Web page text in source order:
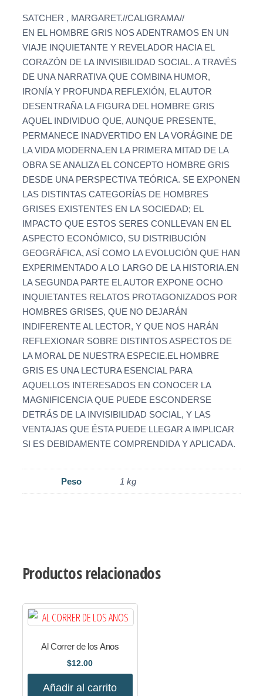
SATCHER , MARGARET.//CALIGRAMA//
EN EL HOMBRE GRIS NOS ADENTRAMOS EN UN
VIAJE INQUIETANTE Y REVELADOR HACIA EL
CORAZÓN DE LA INVISIBILIDAD SOCIAL. A TRAVÉS
DE UNA NARRATIVA QUE COMBINA HUMOR,
IRONÍA Y PROFUNDA REFLEXIÓN, EL AUTOR
DESENTRAÑA LA FIGURA DEL HOMBRE GRIS
AQUEL INDIVIDUO QUE, AUNQUE PRESENTE,
PERMANECE INADVERTIDO EN LA VORÁGINE DE
LA VIDA MODERNA.EN LA PRIMERA MITAD DE LA
OBRA SE ANALIZA EL CONCEPTO HOMBRE GRIS
DESDE UNA PERSPECTIVA TEÓRICA. SE EXPONEN
LAS DISTINTAS CATEGORÍAS DE HOMBRES
GRISES EXISTENTES EN LA SOCIEDAD; EL
IMPACTO QUE ESTOS SERES CONLLEVAN EN EL
ASPECTO ECONÓMICO, SU DISTRIBUCIÓN
GEOGRÁFICA, ASÍ COMO LA EVOLUCIÓN QUE HAN
EXPERIMENTADO A LO LARGO DE LA HISTORIA.EN
LA SEGUNDA PARTE EL AUTOR EXPONE OCHO
INQUIETANTES RELATOS PROTAGONIZADOS POR
HOMBRES GRISES, QUE NO DEJARÁN
INDIFERENTE AL LECTOR, Y QUE NOS HARÁN
REFLEXIONAR SOBRE DISTINTOS ASPECTOS DE
LA MORAL DE NUESTRA ESPECIE.EL HOMBRE
GRIS ES UNA LECTURA ESENCIAL PARA
AQUELLOS INTERESADOS EN CONOCER LA
MAGNIFICENCIA QUE PUEDE ESCONDERSE
DETRÁS DE LA INVISIBILIDAD SOCIAL, Y LAS
VENTAJAS QUE ÉSTA PUEDE LLEGAR A IMPLICAR
SI ES DEBIDAMENTE COMPRENDIDA Y APLICADA.
Peso 1 kg
Productos relacionados
Al Correr de los Anos
$12.00
Añadir al carrito